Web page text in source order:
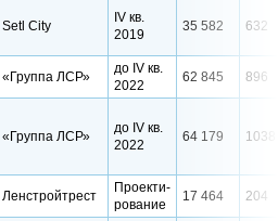
Setl City
IV кв.
2019
35 582 632
«Группа ЛСР»
до IV кв.
2022
62 845 896
«Группа ЛСР»
до IV кв.
2022
64 179 1038
Ленстройтрест
Проекти-
рование
17 464 204